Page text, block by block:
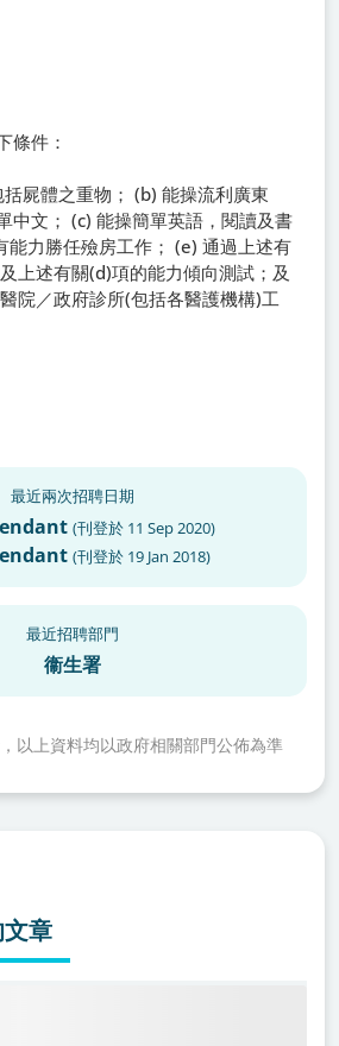
條件：
屍體之重物； (b) 能操流利廣東
中文； (c) 能操簡單英語，閱讀及書
能力勝任殮房工作； (e) 通過上述有
上述有關(d)項的能力傾向測試；及
院／政府診所(包括各醫護機構)工
最近兩次招聘日期
(刊登於 11 Sep 2020)
(刊登於 19 Jan 2018)
最近招聘部門
衞生署
以上資料均以政府相關部門公佈為準
章